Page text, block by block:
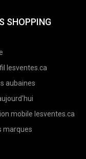
SHOPPING
lesventes.ca
aubaines
mobile lesventes.ca
marques